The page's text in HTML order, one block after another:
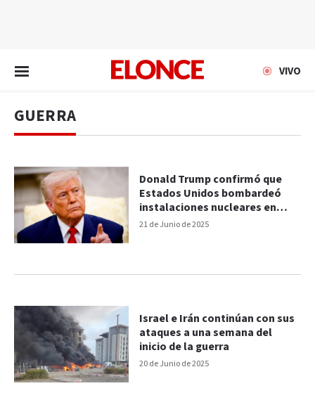
VIVO
GUERRA
21 de Junio de 2025
Donald Trump confirmó que
Estados Unidos bombardeó
instalaciones nucleares en
Irán: “Es la hora de la paz”
20 de Junio de 2025
Israel e Irán continúan con sus
ataques a una semana del
inicio de la guerra